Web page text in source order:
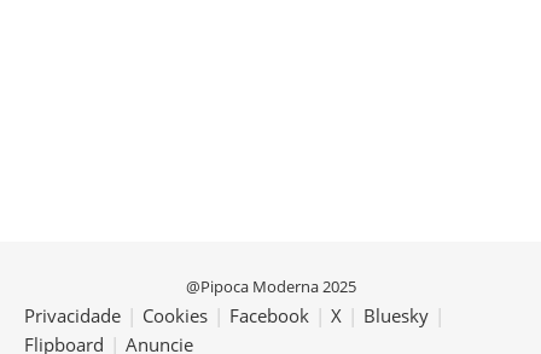
@Pipoca Moderna 2025
Privacidade | Cookies | Facebook | X | Bluesky |
Flipboard | Anuncie